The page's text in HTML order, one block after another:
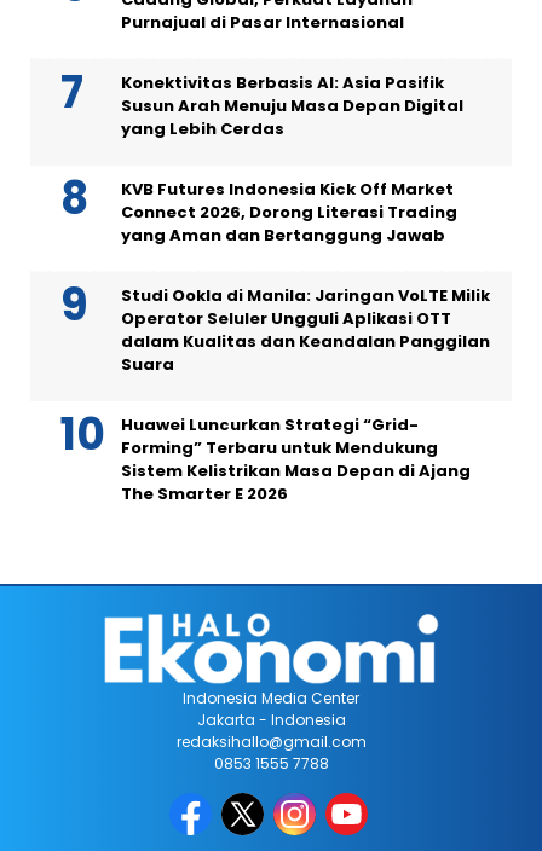
Purnajual di Pasar Internasional
Konektivitas Berbasis AI: Asia Pasifik
Susun Arah Menuju Masa Depan Digital
yang Lebih Cerdas
KVB Futures Indonesia Kick Off Market
Connect 2026, Dorong Literasi Trading
yang Aman dan Bertanggung Jawab
Studi Ookla di Manila: Jaringan VoLTE Milik
Operator Seluler Ungguli Aplikasi OTT
dalam Kualitas dan Keandalan Panggilan
Suara
Huawei Luncurkan Strategi “Grid-
Forming” Terbaru untuk Mendukung
Sistem Kelistrikan Masa Depan di Ajang
The Smarter E 2026
Indonesia Media Center
Jakarta - Indonesia
redaksihallo@gmail.com
0853 1555 7788